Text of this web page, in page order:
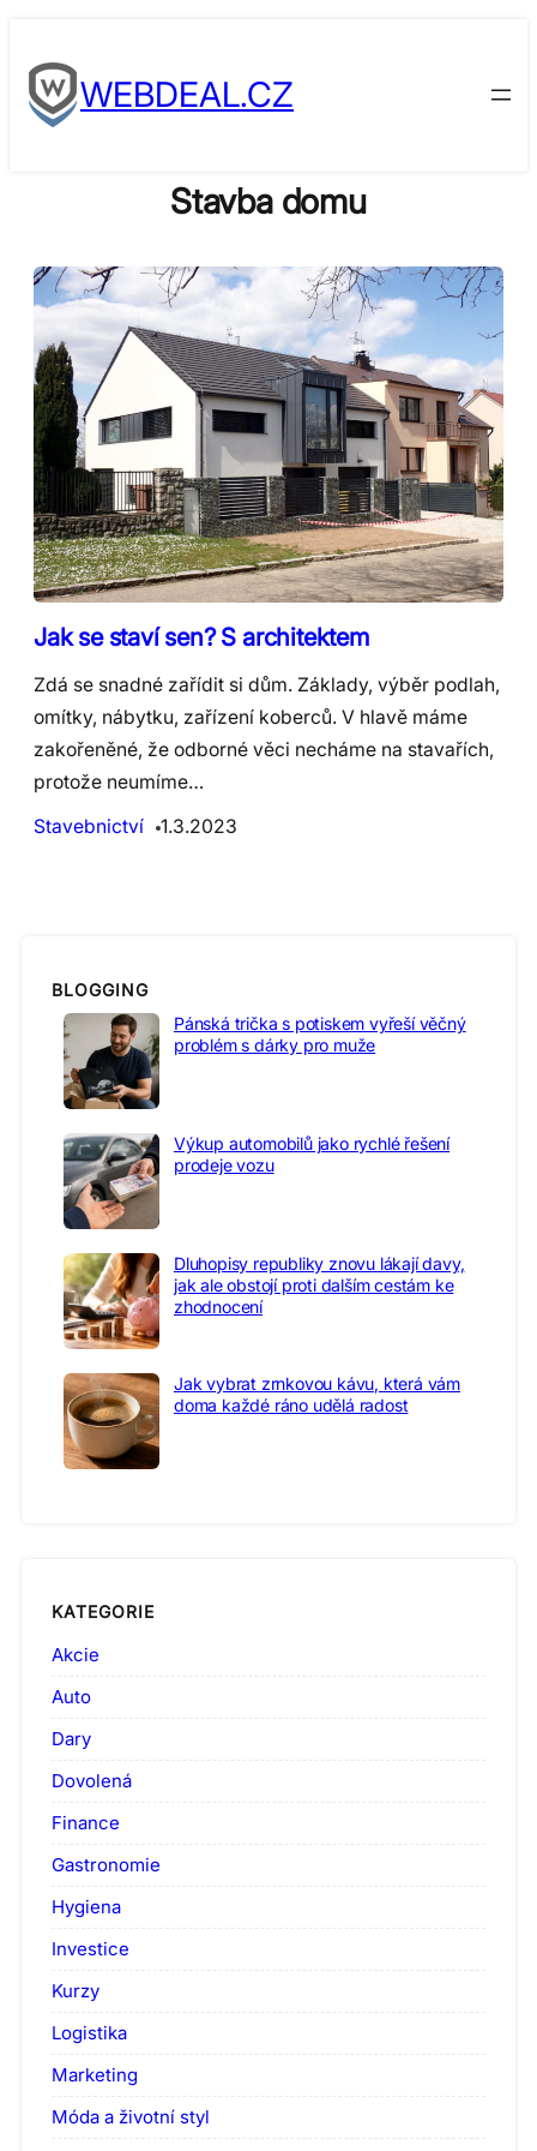
to
contentWEBDEAL.CZ
Stavba domu
Jak se staví sen? S architektem
Zdá se snadné zařídit si dům. Základy, výběr podlah,
omítky, nábytku, zařízení koberců. V hlavě máme
zakořeněné, že odborné věci necháme na stavařích,
protože neumíme…
Stavebnictví
1.3.2023
BLOGGING
Pánská trička s potiskem vyřeší věčný
problém s dárky pro muže
Výkup automobilů jako rychlé řešení
prodeje vozu
Dluhopisy republiky znovu lákají davy,
jak ale obstojí proti dalším cestám ke
zhodnocení
Jak vybrat zrnkovou kávu, která vám
doma každé ráno udělá radost
KATEGORIE
Akcie
Auto
Dary
Dovolená
Finance
Gastronomie
Hygiena
Investice
Kurzy
Logistika
Marketing
Móda a životní styl